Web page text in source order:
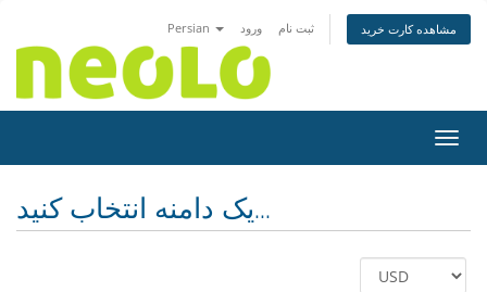
Persian ورود ثبت نام مشاهده کارت خرید
یک دامنه انتخاب کنید...